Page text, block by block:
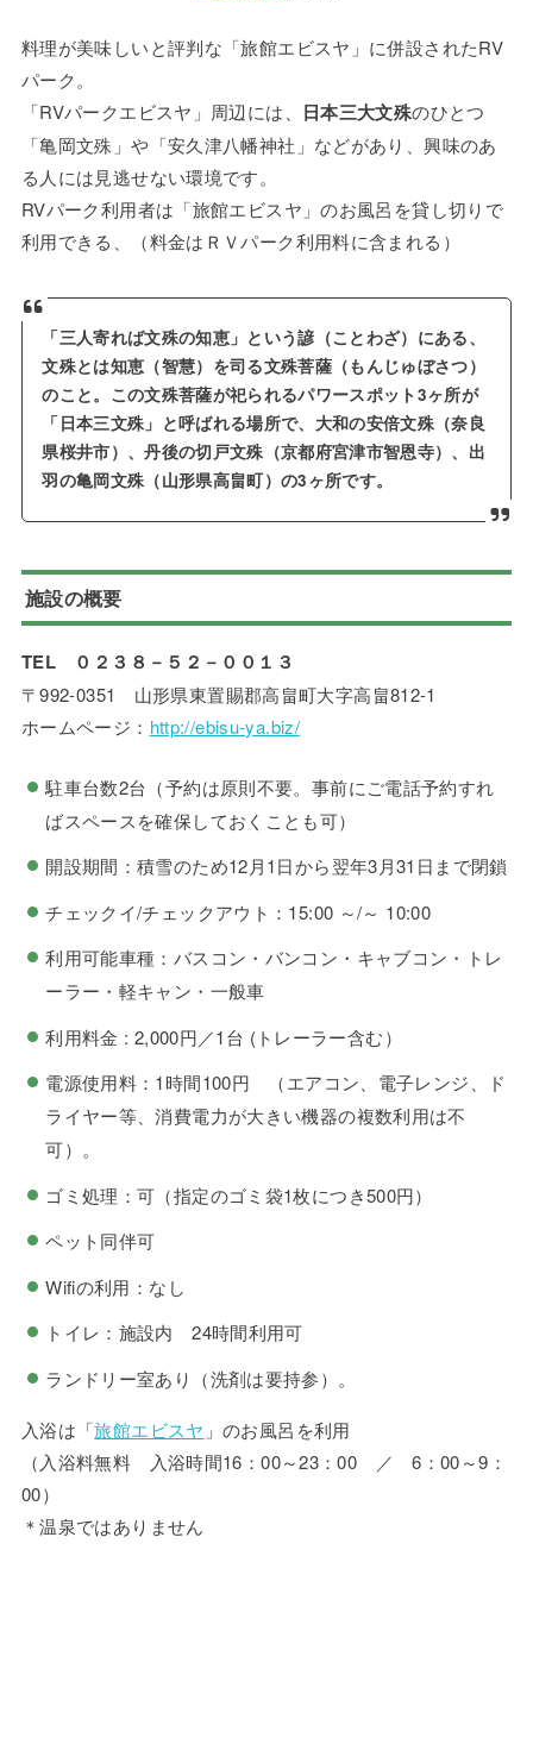
料理が美味しいと評判な「旅館エビスヤ」に併設されたRV
パーク。
「RVパークエビスヤ」周辺には、 日本三大文殊のひとつ
「亀岡文殊」や「安久津八幡神社」などがあり、興味のあ
る人には見逃せない環境です。
RVパーク利用者は「旅館エビスヤ」のお風呂を貸し切りで
利用できる、（料金はＲＶパーク利用料に含まれる）
「三人寄れば文殊の知恵」という諺（ことわざ）にある、
文殊とは知恵（智慧）を司る文殊菩薩（もんじゅぼさつ）
のこと。この文殊菩薩が祀られるパワースポット3ヶ所が
「日本三文殊」と呼ばれる場所で、大和の安倍文殊（奈良
県桜井市）、丹後の切戸文殊（京都府宮津市智恩寺）、出
羽の亀岡文殊（山形県高畠町）の3ヶ所です。
施設の概要
TEL ０２３８－５２－００１３
〒992-0351 山形県東置賜郡高畠町大字高畠812-1
ホームページ： http://ebisu-ya.biz/
駐車台数2台（予約は原則不要。事前にご電話予約すれ
ばスペースを確保しておくことも可）
開設期間：積雪のため12月1日から翌年3月31日まで閉鎖
チェックイ/チェックアウト：15:00 ～/～ 10:00
利用可能車種：バスコン・バンコン・キャブコン・トレ
ーラー・軽キャン・一般車
利用料金 : 2,000円／1台 (トレーラー含む）
電源使用料：1時間100円 （エアコン、電子レンジ、ド
ライヤー等、消費電力が大きい機器の複数利用は不
可）。
ゴミ処理：可（指定のゴミ袋1枚につき500円）
ペット同伴可
Wifiの利用：なし
トイレ：施設内 24時間利用可
ランドリー室あり（洗剤は要持参）。
入浴は「旅館エビスヤ 」のお風呂を利用
（入浴料無料 入浴時間16：00～23：00 ／ 6：00～9：
00）
＊温泉ではありません